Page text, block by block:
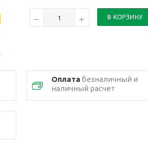
Оплата безналичный и
наличный расчет